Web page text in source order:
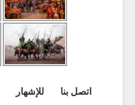
اتصل بنا للإشهار